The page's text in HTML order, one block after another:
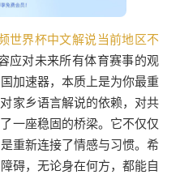
世界杯中文解说当前地区不
应对未来所有体育赛事的观
加速器，本质上是为你最重
家乡语言解说的依赖，对共
一座稳固的桥梁。它不仅仅
重新连接了情感与习惯。希
碍，无论身在何方，都能自